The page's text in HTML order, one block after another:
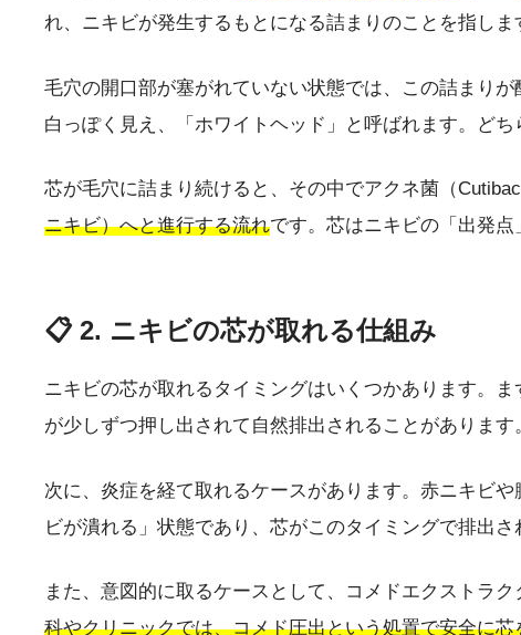
れ、ニキビが発生するもとになる詰まりのことを指しま
毛穴の開口部が塞がれていない状態では、この詰まり
白っぽく見え、「ホワイトヘッド」と呼ばれます。ど
芯が毛穴に詰まり続けると、その中でアクネ菌（
ニキビ）へと進行する流れです。芯はニキビの「出発
📋 2. ニキビの芯が取れる仕組み
ニキビの芯が取れるタイミングはいくつかあります。
が少しずつ押し出されて自然排出されることがありま
次に、炎症を経て取れるケースがあります。赤ニキビ
ビが潰れる」状態であり、芯がこのタイミングで排出さ
また、意図的に取るケースとして、コメドエクストラ
科やクリニックでは、コメド圧出という処置で安全に